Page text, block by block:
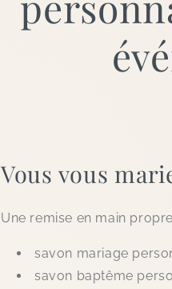
Vous vous
Une remise en main
savon mariage
savon baptême